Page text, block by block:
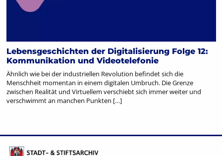
Lebensgeschichten der Digitalisierung Folge 12:
Kommunikation und Videotelefonie
Ähnlich wie bei der industriellen Revolution befindet sich die
Menschheit momentan in einem digitalen Umbruch. Die Grenze
zwischen Realität und Virtuellem verschiebt sich immer weiter und
verschwimmt an manchen Punkten […]